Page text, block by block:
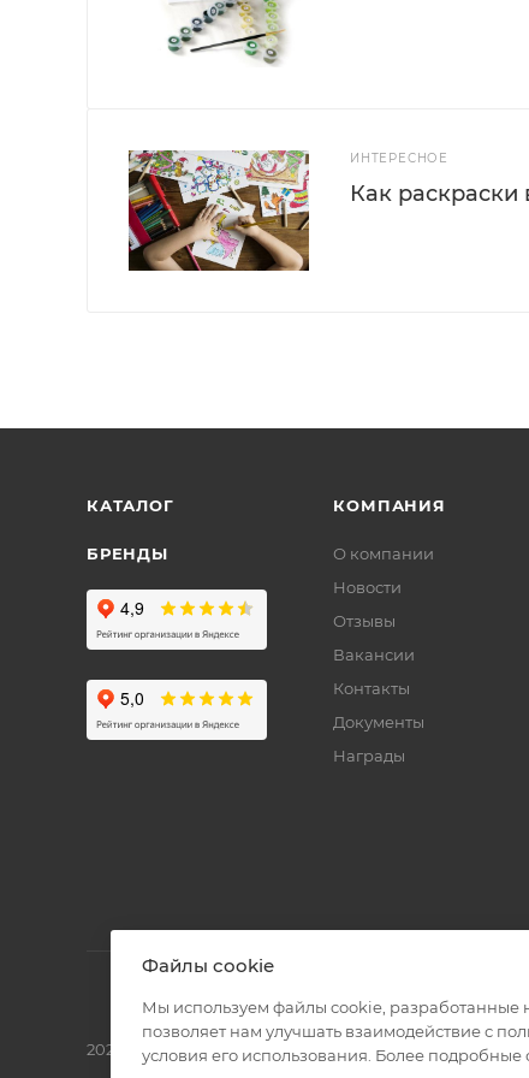
ИНТЕРЕСНОЕ
Как раскраски
КАТАЛОГ
БРЕНДЫ
КОМПАНИЯ
О компании
Новости
Отзывы
Вакансии
Контакты
Документы
Награды
2026 © Полиграф кит - интернет-магазин
Файлы cookie
Мы используем файлы cookie, разработанные
позволяет нам улучшать взаимодействие с
условия его использования. Более